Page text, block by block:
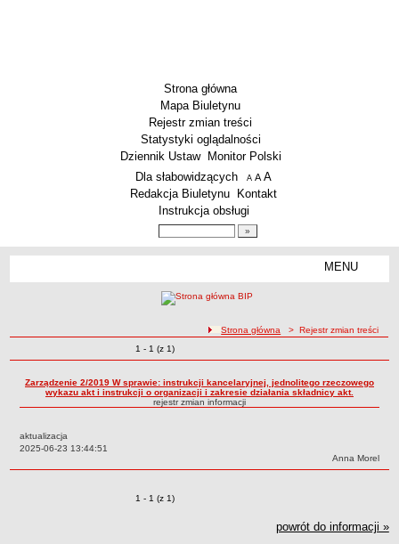
Strona główna
Mapa Biuletynu
Rejestr zmian treści
Statystyki oglądalności
Dziennik Ustaw
Monitor Polski
Menu dodatkowe
Dla słabowidzących A pomniejsz czcionkę
A standardowy rozmiar czcionki
A
Redakcja Biuletynu
Kontakt
Instrukcja obsługi
MENU
Techniczne Zakłady Naukowe
PRZEDSZKOLA
ARCHIWUM SZKÓŁ I PLACÓWEK
Wielofunkcyjna Placówka
ścieżka nawigacji
Strona główna > Rejestr zmian treści
Zmiany o pozycjach
1 - 1 (z 1)
Zarządzenie 2/2019 W sprawie: instrukcji kancelaryjnej, jednolitego rzeczowego
wykazu akt i instrukcji o organizacji i zakresie działania składnicy akt.
rejestr zmian informacji
aktualizacja
Data:
2025-06-23 13:44:51
Autor:
Anna Morel
Zmiany o pozycjach
1 - 1 (z 1)
powrót do informacji »